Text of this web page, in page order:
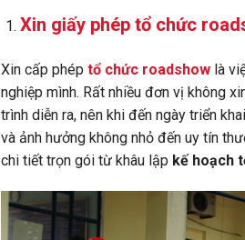
Xin giấy phép tổ chức
Xin cấp phép tổ chức roadshow là
nghiệp mình. Rất nhiều đơn vị không
trình diễn ra, nên khi đến ngày triển
và ảnh hưởng không nhỏ đến uy tín
chi tiết trọn gói từ khâu lập kế hoạch